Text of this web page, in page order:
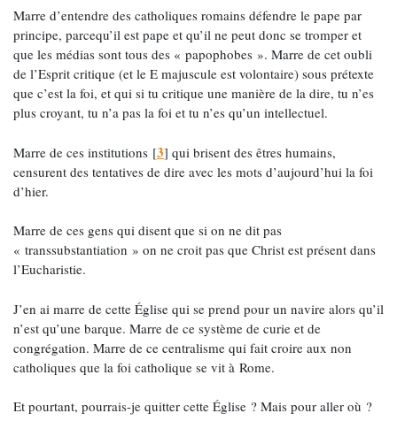
Marre d’entendre des catholiques romains défendre le pape par
principe, parcequ’il est pape et qu’il ne peut donc se tromper et
que les médias sont tous des « papophobes ». Marre de cet oubli
de l’Esprit critique (et le E majuscule est volontaire) sous prétexte
que c’est la foi, et qui si tu critique une manière de la dire, tu n’es
plus croyant, tu n’a pas la foi et tu n’es qu’un intellectuel.
Marre de ces institutions [3] qui brisent des êtres humains,
censurent des tentatives de dire avec les mots d’aujourd’hui la foi
d’hier.
Marre de ces gens qui disent que si on ne dit pas
« transsubstantiation » on ne croit pas que Christ est présent dans
l’Eucharistie.
J’en ai marre de cette Église qui se prend pour un navire alors qu’il
n’est qu’une barque. Marre de ce système de curie et de
congrégation. Marre de ce centralisme qui fait croire aux non
catholiques que la foi catholique se vit à Rome.
Et pourtant, pourrais-je quitter cette Église ? Mais pour aller où ?